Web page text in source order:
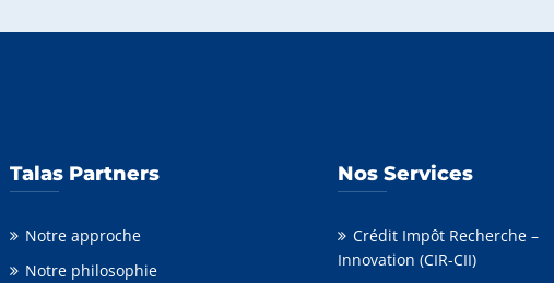
Talas Partners
Notre approche
Notre philosophie
Nos Services
Crédit Impôt Recherche –
Innovation (CIR-CII)